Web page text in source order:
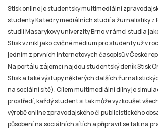
Stisk online je studentský multimediální
studenty Katedry mediálních studií a žurnalistiky z
studií Masarykovy univerzity Brno v rámci studia
Stisk vznikl jako cvičné médium pro studenty už v
jedním z prvních internetových časopisů v České
Na portálu zájemci najdou studentský deník Stisk
Stisk a také výstupy některých dalších
na sociální sítě). Cílem multimediální dílny je
prostředí, každý student si tak může vyzkoušet
výrobě online zpravodajského či publicistického
působení na sociálních sítích a připravit se tak na